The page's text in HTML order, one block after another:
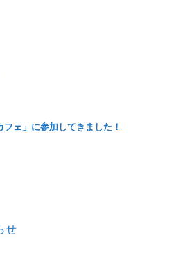
ェ」に参加してきました！
せ